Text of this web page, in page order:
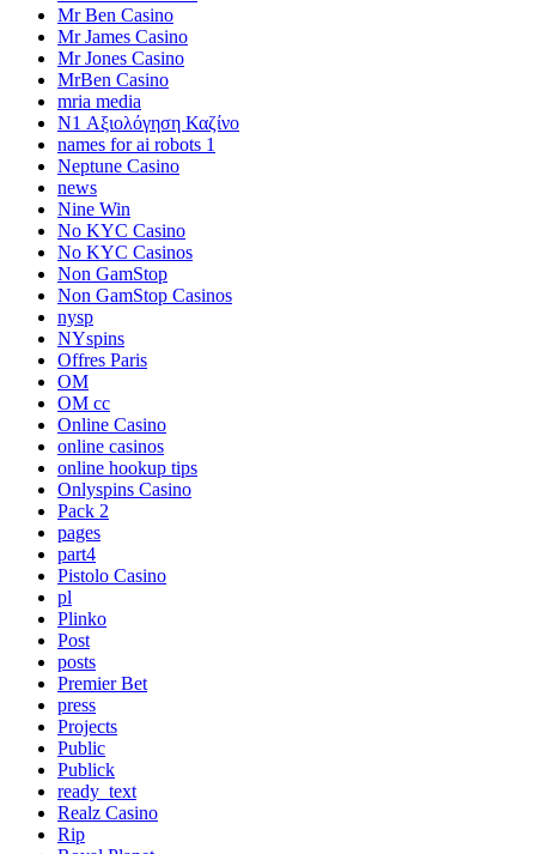
Mr Ben Casino
Mr James Casino
Mr Jones Casino
MrBen Casino
mria media
N1 Αξιολόγηση Καζίνο
names for ai robots 1
Neptune Casino
news
Nine Win
No KYC Casino
No KYC Casinos
Non GamStop
Non GamStop Casinos
nysp
NYspins
Offres Paris
OM
OM cc
Online Casino
online casinos
online hookup tips
Onlyspins Casino
Pack 2
pages
part4
Pistolo Casino
pl
Plinko
Post
posts
Premier Bet
press
Projects
Public
Publick
ready_text
Realz Casino
Rip